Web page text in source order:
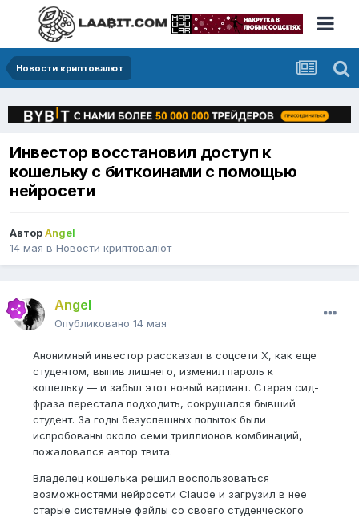
Новости криптовалют
Инвестор восстановил доступ к
кошельку с биткоинами с помощью
нейросети
АвторAngel
14 мая в Новости криптовалют
Angel
Опубликовано 14 мая
Анонимный инвестор рассказал в соцсети X, как еще
студентом, выпив лишнего, изменил пароль к
кошельку — и забыл этот новый вариант. Старая сид-
фраза перестала подходить, сокрушался бывший
студент. За годы безуспешных попыток были
испробованы около семи триллионов комбинаций,
пожаловался автор твита.
Владелец кошелька решил воспользоваться
возможностями нейросети Claude и загрузил в нее
старые системные файлы со своего студенческого